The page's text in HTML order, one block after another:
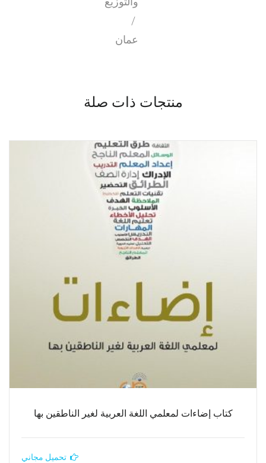
/
عمان
منتجات ذات صلة
كتاب إضاءات لمعلمي اللغة العربية لغير الناطقين بها
تحميل مجاني